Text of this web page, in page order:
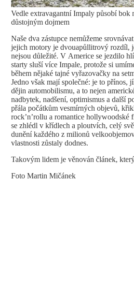
Vedle extravagantní Impaly působí bok
důstojným dojmem
Naše dva zástupce nemůžeme
jejich motory je dvouapůllitrový rozdíl,
nejsou důležité. V Americe se jezdilo
starty sluší více Impale, protože si
během nějaké tajné vyřazovačky na
Jedno však mají společné: je to přínos,
dějin automobilismu, a to nejen
nadbytek, nadšení, optimismus a další
přála počátkům vesmírných objevů,
rock’n’rollu a romantice hollywoodské
se zhlédl v křídlech a ploutvích, celý
dunění každého z milionů
vlastnosti zůstaly dodnes.
Takovým lidem je věnován článek,
Foto Martin Mičánek